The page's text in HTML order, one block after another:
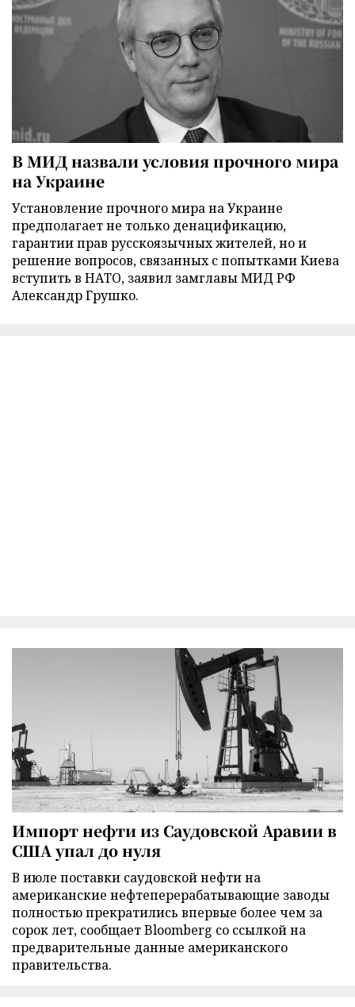
В МИД назвали условия прочного мира
на Украине
Установление прочного мира на Украине
предполагает не только денацификацию,
гарантии прав русскоязычных жителей, но и
решение вопросов, связанных с попытками Киева
вступить в НАТО, заявил замглавы МИД РФ
Александр Грушко.
Импорт нефти из Саудовской Аравии в
США упал до нуля
В июле поставки саудовской нефти на
американские нефтеперерабатывающие заводы
полностью прекратились впервые более чем за
сорок лет, сообщает Bloomberg со ссылкой на
предварительные данные американского
правительства.